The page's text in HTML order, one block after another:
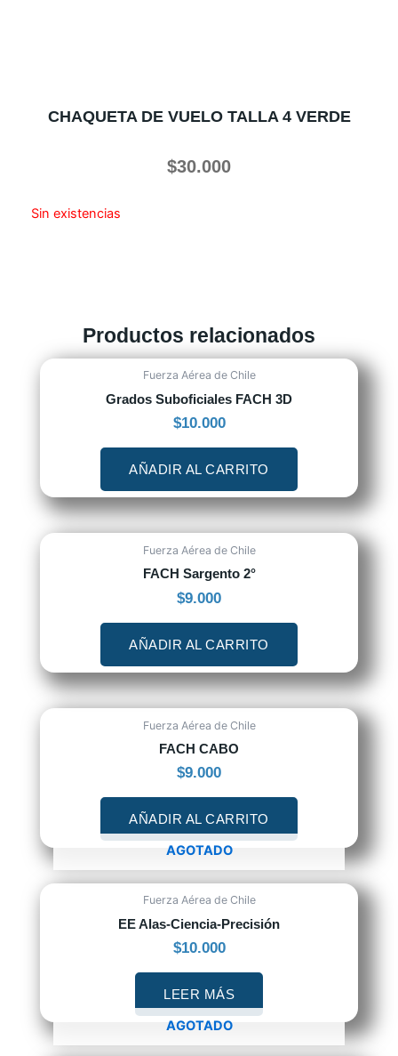
CHAQUETA DE VUELO TALLA 4 VERDE
$30.000
Sin existencias
Productos relacionados
Fuerza Aérea de Chile
Grados Suboficiales FACH 3D
$10.000
AÑADIR AL CARRITO
Fuerza Aérea de Chile
FACH Sargento 2°
$9.000
AÑADIR AL CARRITO
Fuerza Aérea de Chile
FACH CABO
$9.000
AÑADIR AL CARRITO
AGOTADO
Fuerza Aérea de Chile
EE Alas-Ciencia-Precisión
$10.000
LEER MÁS
AGOTADO